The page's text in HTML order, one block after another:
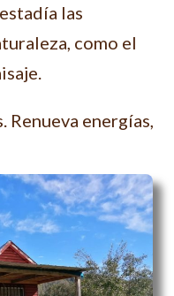
las
como el
energías,